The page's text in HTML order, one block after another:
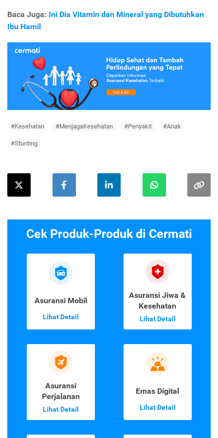
Baca Juga: Ini Dia Vitamin dan Mineral yang Dibutuhkan
Ibu Hamil
#Kesehatan #MenjagaKesehatan #Penyakit #Anak
#Stunting
Cek Produk-Produk di Cermati
Asuransi Mobil
Lihat Detail
Asuransi Jiwa &
Kesehatan
Lihat Detail
Asuransi
Perjalanan
Lihat Detail
Emas Digital
Lihat Detail